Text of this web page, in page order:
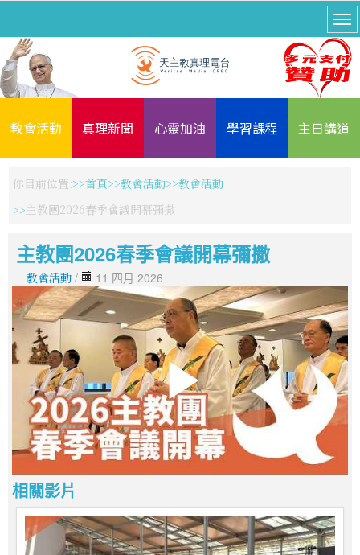
教會活動 真理新聞 心靈加油 學習課程 主日講道
你目前位置: 首頁 教會活動
教會活動
主教團2026春季會議開幕彌撒
主教團2026春季會議開幕彌撒
教會活動 / 11 四月 2026
相關影片